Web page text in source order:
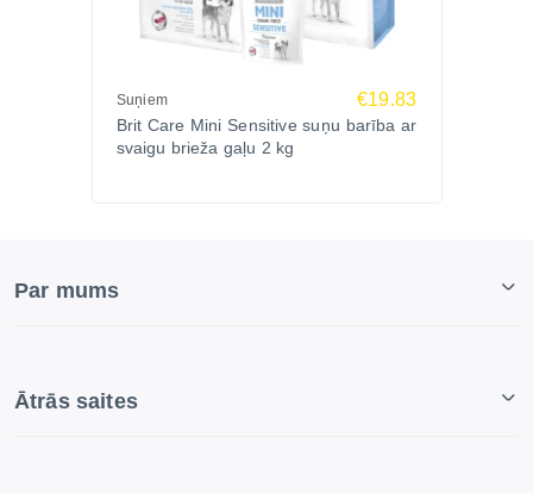
Suņiem €19.83
Brit Care Mini Sensitive suņu barība ar
svaigu brieža gaļu 2 kg
Par mums
Ātrās saites